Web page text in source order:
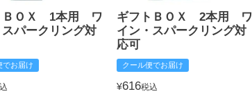
ＢＯＸ 1本用 ワ
パークリング対
でお届け
ギフトＢＯＸ 2本用 ワ
イン・スパークリング対
応可
クール便でお届け
¥616税込